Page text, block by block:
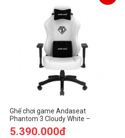
Ghế chơi game Andaseat
Phantom 3 Cloudy White –
Premium PVC Leather – Office
Gaming Chair
5.390.000đ